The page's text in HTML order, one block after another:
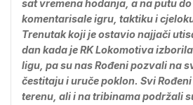
sat vremena hodanja, a na putu
komentarisale igru, taktiku i
Trenutak koji je ostavio najjači
dan kada je RK Lokomotiva
ligu, pa su nas Rođeni pozvali na
čestitaju i uruče poklon. Svi
terenu, ali i na tribinama podržali